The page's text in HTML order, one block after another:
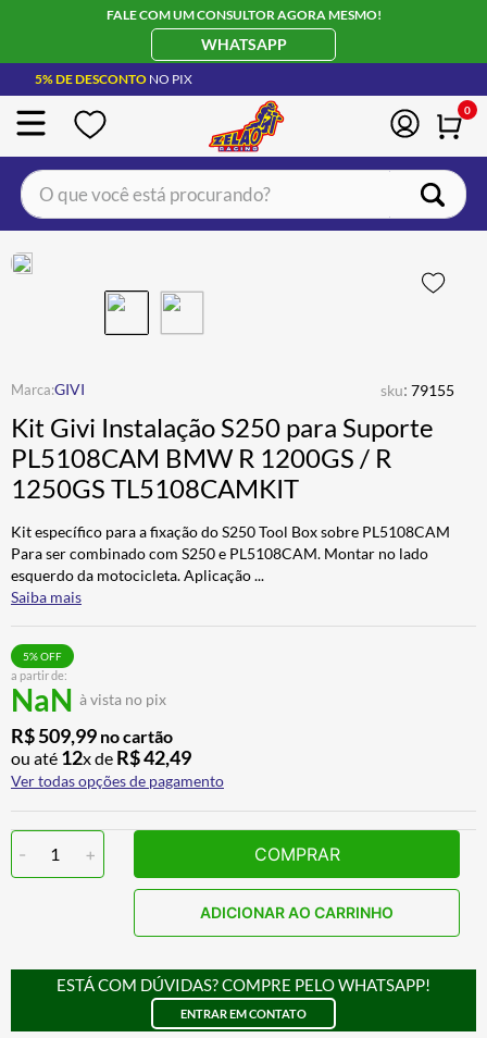
FALE COM UM CONSULTOR AGORA MESMO!
WHATSAPP
5% DE DESCONTO NO PIX
0
O que você está procurando?
GIVI sku: 79155
Kit Givi Instalação S250 para Suporte
PL5108CAM BMW R 1200GS / R
1250GS TL5108CAMKIT
Kit específico para a fixação do S250 Tool Box sobre PL5108CAM
Para ser combinado com S250 e PL5108CAM. Montar no lado
esquerdo da motocicleta. Aplicação...
Saiba mais
a partir de:
NaN à vista no pix
5% OFF
R$509,99 no cartão
ou até 12x de R$42,49
Ver todas opções de pagamento
- 1 + COMPRAR
ADICIONAR AO CARRINHO
ESTÁ COM DÚVIDAS? COMPRE PELO WHATSAPP!
ENTRAR EM CONTATO
BOTA
4º ÓCULOS SOLAR
5º LUVA
6º BAU
7º ALPINESTAR
8º AIROH
9º CALÇA